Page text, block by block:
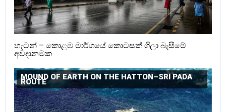
හැටන් – කොළඹ මාර්ගයේ කොටසක් ගිලා බැසීමේ
අවදානමක
MOUND OF EARTH ON THE HATTON–SRI PADA
ROUTE